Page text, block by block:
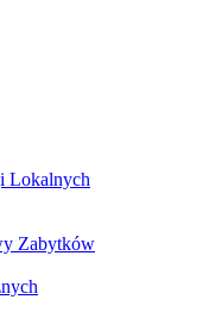
Lokalnych
Zabytków